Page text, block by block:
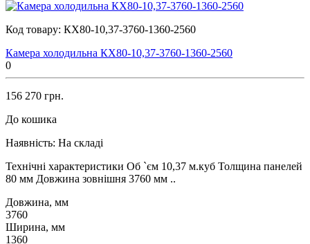
Код товару: КХ80-10,37-3760-1360-2560
Камера холодильна КХ80-10,37-3760-1360-2560
0
156 270 грн.
До кошика
Наявність: На складі
Технічні характеристики Об `єм 10,37 м.куб Толщина панелей
80 мм Довжина зовнішня 3760 мм ..
Довжина, мм
3760
Ширина, мм
1360